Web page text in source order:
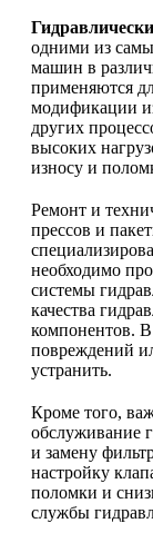
одними из
машин в
применяются
модификации
других
высоких
износу и
Ремонт и
прессов и
необходимо
системы
качества
компонентов. В
повреждений
устранить.
Кроме того,
обслуживание
и замену
настройку
поломки и
службы